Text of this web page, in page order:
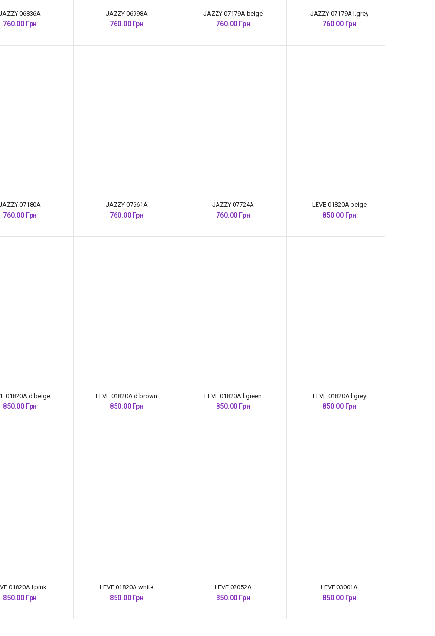
06836A
760.00 Грн
JAZZY 06998A
760.00 Грн
JAZZY 07179A beige
760.00 Грн
JAZZY 07179A l.grey
760.00 Грн
07180A
760.00 Грн
JAZZY 07661A
760.00 Грн
JAZZY 07724A
760.00 Грн
LEVE 01820A beige
850.00 Грн
01820A d.beige
850.00 Грн
LEVE 01820A d.brown
850.00 Грн
LEVE 01820A l.green
850.00 Грн
LEVE 01820A l.grey
850.00 Грн
01820A l.pink
850.00 Грн
LEVE 01820A white
850.00 Грн
LEVE 02052A
850.00 Грн
LEVE 03001A
850.00 Грн